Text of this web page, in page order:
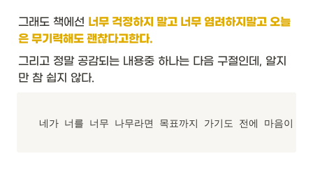
T
>
}
&
\t
ex
ge
t(
그래도 책에선 너무 걱정하지 말고 너무 염려하지말고 오늘
은 무기력해도 괜찮다고한다.
그리고 정말 공감되는 내용중 하나는 다음 구절인데, 알지
만 참 쉽지 않다.
네가 너를 너무 나무라면 목표까지 가기도 전에 마음이